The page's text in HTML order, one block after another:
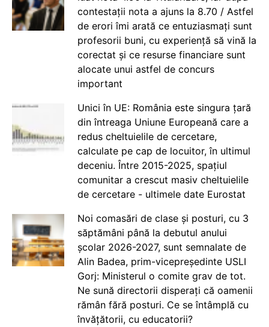
contestații nota a ajuns la 8.70 / Astfel
de erori îmi arată ce entuziasmați sunt
profesorii buni, cu experiență să vină la
corectat și ce resurse financiare sunt
alocate unui astfel de concurs
important
Unici în UE: România este singura țară
din întreaga Uniune Europeană care a
redus cheltuielile de cercetare,
calculate pe cap de locuitor, în ultimul
deceniu. Între 2015-2025, spațiul
comunitar a crescut masiv cheltuielile
de cercetare - ultimele date Eurostat
Noi comasări de clase și posturi, cu 3
săptămâni până la debutul anului
școlar 2026-2027, sunt semnalate de
Alin Badea, prim-vicepreședinte USLI
Gorj: Ministerul o comite grav de tot.
Ne sună directorii disperați că oamenii
rămân fără posturi. Ce se întâmplă cu
învățătorii, cu educatorii?